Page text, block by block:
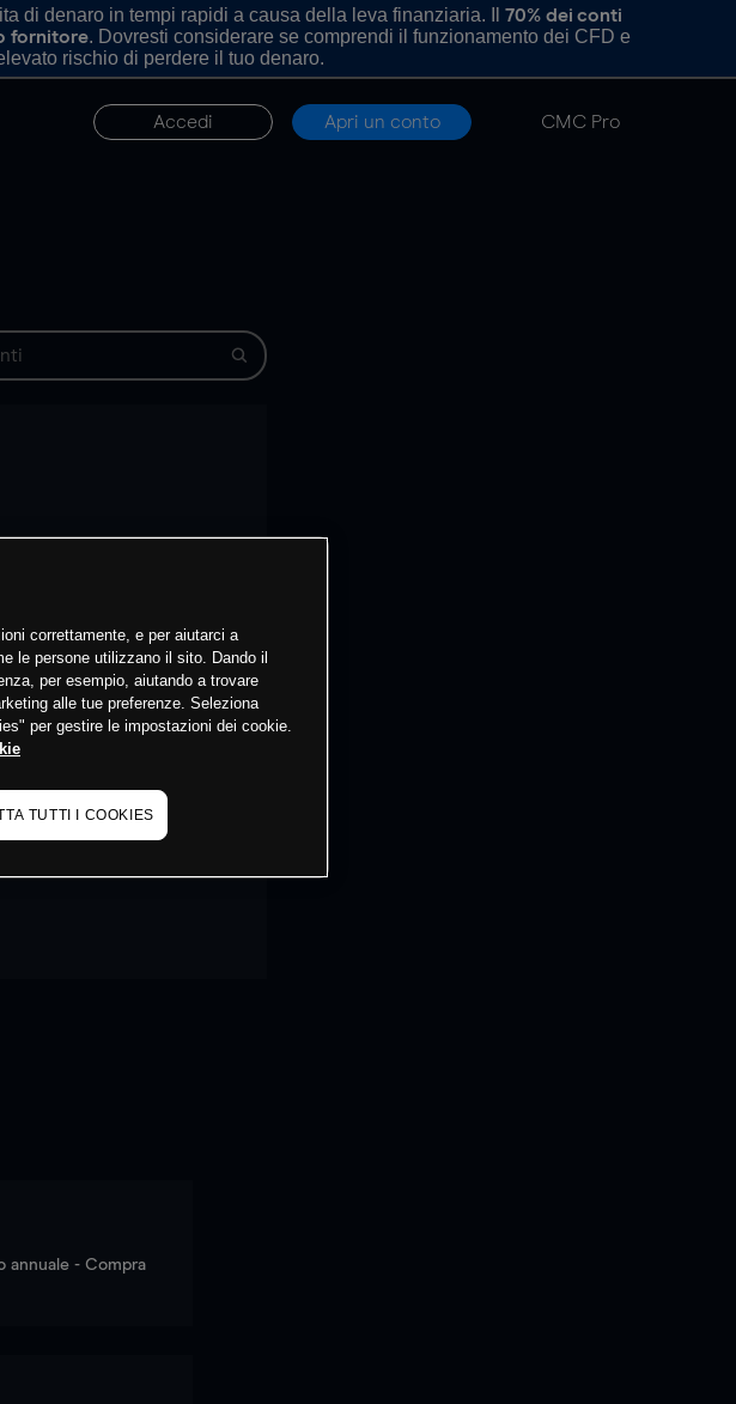
di denaro in tempi rapidi a causa della leva finanziaria. Il 70% dei conti
fornitore. Dovresti considerare se comprendi il funzionamento dei CFD e
rischio di perdere il tuo denaro.
Accedi Apri un conto CMC Pro
annuale - Compra
correttamente, e per aiutarci a
le persone utilizzano il sito. Dando il
per esempio, aiutando a trovare
alle tue preferenze. Seleziona
per gestire le impostazioni dei cookie.
TUTTI I COOKIES